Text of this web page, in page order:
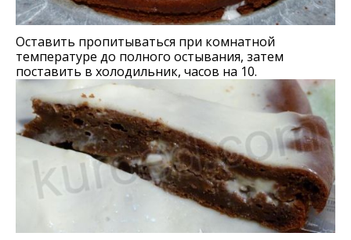
Оставить пропитываться при комнатной
температуре до полного остывания, затем
поставить в холодильник, часов на 10.